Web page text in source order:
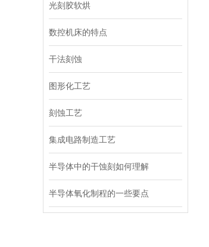
光刻胶软烘
数控机床的特点
干法刻蚀
图形化工艺
刻蚀工艺
集成电路制造工艺
半导体中的干蚀刻如何理解
半导体氧化制程的一些要点